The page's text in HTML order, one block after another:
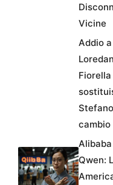
Vicine
Addio
cambio
Qwen: